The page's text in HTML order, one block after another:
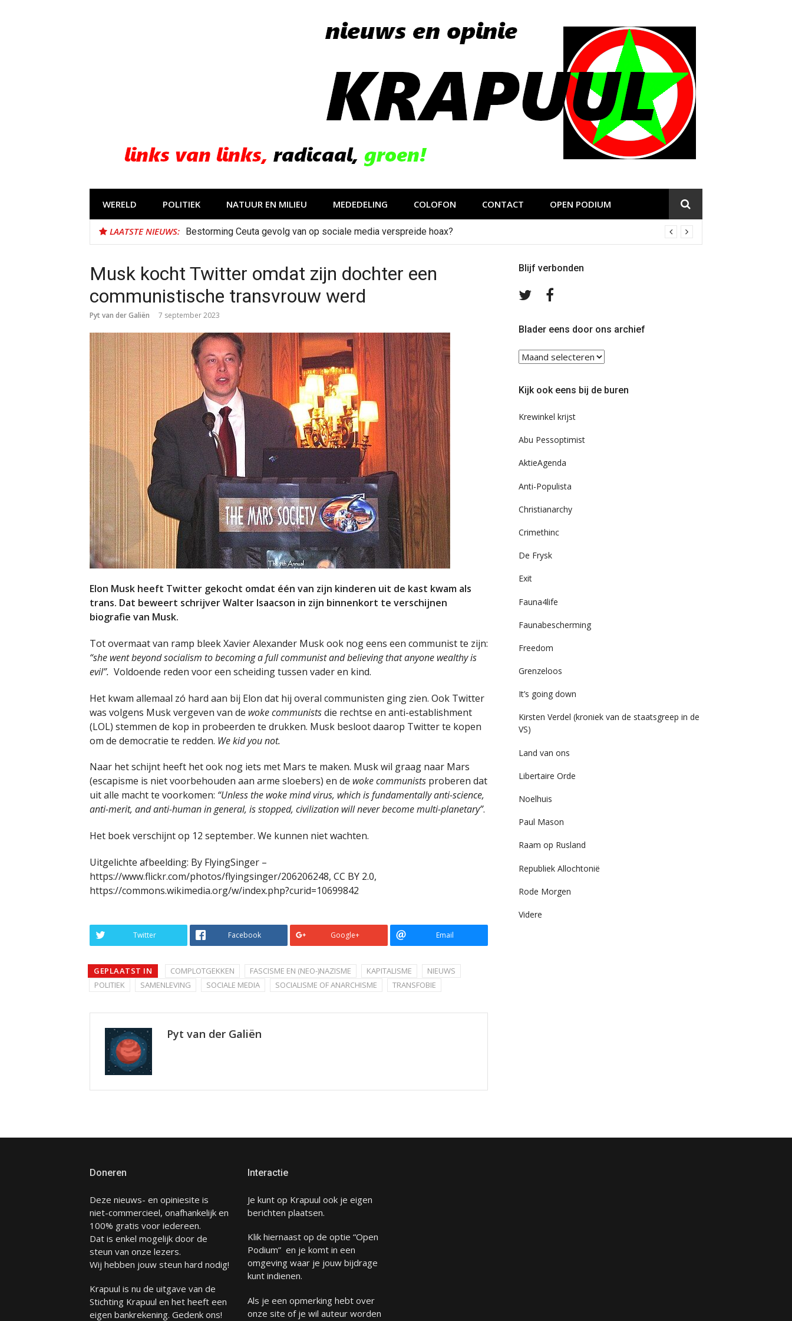
WERELD POLITIEK NATUUR EN MILIEU MEDEDELING COLOFON CONTACT OPEN PODIUM
LAATSTE NIEUWS: Bestorming Ceuta gevolg van op sociale media verspreide hoax?
Musk kocht Twitter omdat zijn dochter een
communistische transvrouw werd
Pyt van der Galiën 7 september 2023
Elon Musk heeft Twitter gekocht omdat één van zijn kinderen uit de kast kwam als
trans. Dat beweert schrijver Walter Isaacson in zijn binnenkort te verschijnen
biografie van Musk.
Tot overmaat van ramp bleek Xavier Alexander Musk ook nog eens een communist te zijn:
“she went beyond socialism to becoming a full communist and believing that anyone wealthy is
evil”. Voldoende reden voor een scheiding tussen vader en kind.
Het kwam allemaal zó hard aan bij Elon dat hij overal communisten ging zien. Ook Twitter
was volgens Musk vergeven van de woke communistsdie rechtse en anti-establishment
(LOL) stemmen de kop in probeerden te drukken. Musk besloot daarop Twitter te kopen
om de democratie te redden. We kid you not.
Naar het schijnt heeft het ook nog iets met Mars te maken. Musk wil graag naar Mars
(escapisme is niet voorbehouden aan arme sloebers) en de woke communists proberen dat
uit alle macht te voorkomen: “Unless the woke mind virus, which is fundamentally anti-science,
anti-merit, and anti-human in general, is stopped, civilization will never become multi-planetary”.
Het boek verschijnt op 12 september. We kunnen niet wachten.
Uitgelichte afbeelding: By FlyingSinger –
https://www.flickr.com/photos/flyingsinger/206206248, CC BY 2.0,
https://commons.wikimedia.org/w/index.php?curid=10699842
Twitter Facebook Google+ Email
GEPLAATST IN COMPLOTGEKKEN FASCISME EN (NEO-)NAZISME KAPITALISME
NIEUWS
POLITIEK
SAMENLEVING SOCIALE MEDIA SOCIALISME OF ANARCHISME TRANSFOBIE
Pyt van der Galiën
Blijf verbonden
Volg
TwitterFacebook
Blader eens door ons archief
Blader
eens
ons
Kijk ook eens bij de buren
Krewinkel krijst
Abu Pessoptimist
AktieAgenda
Anti-Populista
Christianarchy
Crimethinc
De Frysk
Exit
Fauna4life
Faunabescherming
Freedom
Grenzeloos
It’s going down
Kirsten Verdel (kroniek van de staatsgreep in de
VS)
Land van ons
Libertaire Orde
Noelhuis
Paul Mason
Raam op Rusland
Republiek Allochtonië
Rode Morgen
Videre
Doneren
Deze nieuws- en opiniesite is
niet-commercieel, onafhankelijk en
100% gratis voor iedereen.
Dat is enkel mogelijk door de
steun van onze lezers.
Wij hebben jouw steun hard nodig!
Krapuul is nu de uitgave van de
Stichting Krapuul en het heeft een
eigen bankrekening. Gedenk ons!
Interactie
Je kunt op Krapuul ook je eigen
berichten plaatsen.
Klik hiernaast op de optie “Open
Podium” en je komt in een
omgeving waar je jouw bijdrage
kunt indienen.
Als je een opmerking hebt over
onze site of je wil auteur worden